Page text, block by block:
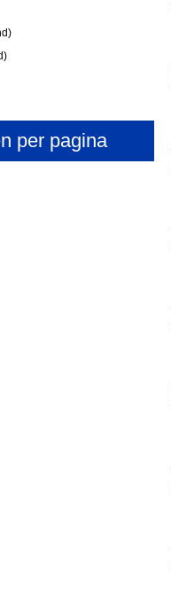
per pagina